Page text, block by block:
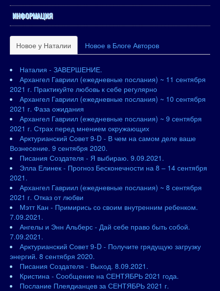
ИНФОРМАЦИЯ
Новое у Наталии Новое в Блоге Авторов
Наталия - ЗАВЕРШЕНИЕ.
Архангел Гавриил (ежедневные послания) ~ 11 сентября
2021 г. Практикуйте любовь к себе регулярно
Архангел Гавриил (ежедневные послания) ~ 10 сентября
2021 г. Фаза ожидания
Архангел Гавриил (ежедневные послания) ~ 9 сентября
2021 г. Страх перед мнением окружающих
Арктурианский Совет 9-D - В чем на самом деле ваше
Вознесение. 9 сентября 2020.
Писания Создателя - Я выбираю. 9.09.2021.
Элла Елинек - Прогноз Бесконечности на 8 – 14 сентября
2021.
Архангел Гавриил (ежедневные послания) ~ 8 сентября
2021 г. Отказ от любви
Мэтт Кан - Примирись со своим внутренним ребенком.
7.09.2021.
Ангелы и Энн Альберс - Дай себе право быть собой.
7.09.2021.
Арктурианский Совет 9-D - Получите грядущую загрузку
энергий. 8 сентября 2020.
Писания Создателя - Выход. 8.09.2021.
Кристина - Сообщение на СЕНТЯБРЬ 2021 года.
Послание Плеядианцев за СЕНТЯБРЬ 2021 г.